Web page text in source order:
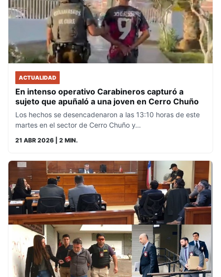
ACTUALIDAD
En intenso operativo Carabineros capturó a
sujeto que apuñaló a una joven en Cerro Chuño
Los hechos se desencadenaron a las 13:10 horas de este
martes en el sector de Cerro Chuño y…
21 ABR 2026 | 2 MIN.